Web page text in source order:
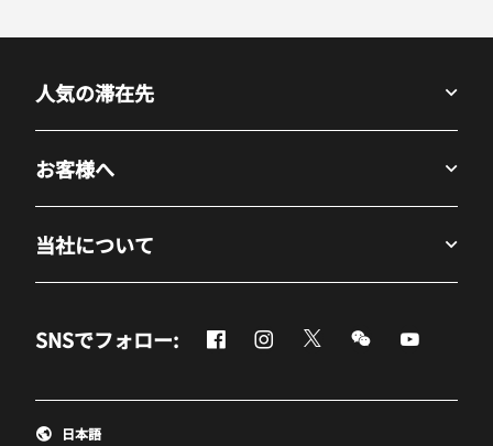
人気の滞在先
お客様へ
当社について
SNSでフォロー: Facebook
新しいウィンドウで開く
Instagram
新しいウィンドウで開く
Twitter
新しいウィンドウで開
Messenger
新しいウィンド
新しいウ
日本語